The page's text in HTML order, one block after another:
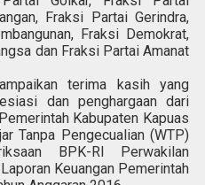
Fraksi Partai Gerindra,
Fraksi Demokrat,
dan Fraksi Partai Amanat
terima kasih yang
dan penghargaan dari
Kabupaten Kapuas
Tanpa Pengecualian (WTP)
BPK-RI Perwakilan
Keuangan Pemerintah